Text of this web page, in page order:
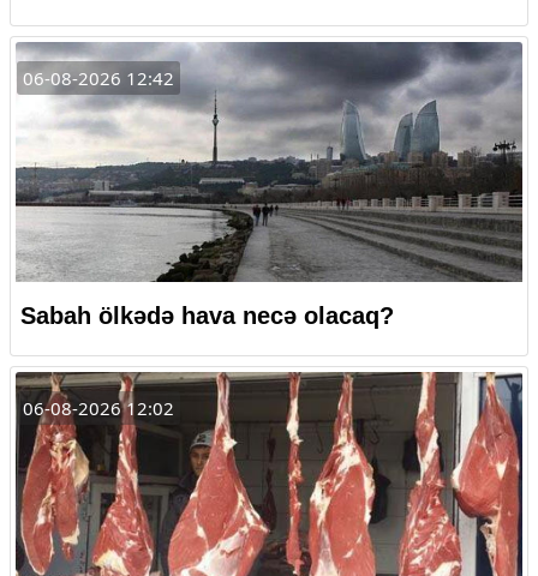
06-08-2026 12:42
Sabah ölkədə hava necə olacaq?
06-08-2026 12:02